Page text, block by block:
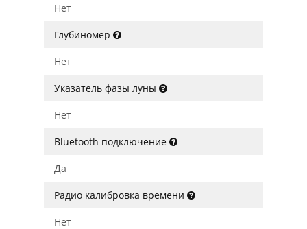
Нет
Глубиномер
Нет
Указатель фазы луны
Нет
Bluetooth подключение
Да
Радио калибровка времени
Нет